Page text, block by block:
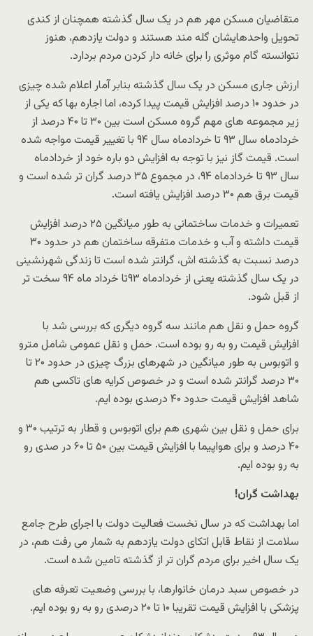
متقاضیان مسکن مهر هم در یک سال گذشته همچنان از کندی
تحویل واحدهایشان گله مند هستند و دولت یازدهم، هنوز
نتوانسته گام موثری را برای خانه دار کردن مردم بردارد.
ارزش جاری مسکن در یک سال گذشته بنابر آمار اعلام شده چیزی
در حدود ۱۰ درصد افزایش قیمت پیدا کرده، اما اجاره بها که یکی از
زیر مجموعه های مهم گروه مسکن است بین ۳۰ تا ۴۰ درصد از
خردادماه سال ۹۳ تا خردادماه سال ۹۴ با تغییر قیمت مواجه شده
است. قیمت گاز نیز با توجه به افزایش دو باره خود از خردادماه
سال ۹۳ تا خردادماه ۹۴، در مجموع ۳۵ درصد گران تر شده است و
قیمت برق هم ۳۰ درصد افزایش یافته است.
تعمیرات و خدمات ساختمانی به طور میانگین ۲۵ درصد افزایش
قیمت داشته و آب و خدمات متفرقه ساختمان هم در حدود ۳۰
درصد نسبت به گذشته اش، گرانتر شده است تا زندگی شهرنشینی
در یک سال گذشته یعنی از خردادماه ۹۳تا خرداد ماه ۹۴ سخت تر
از قبل شود.
گروه حمل و نقل هم مانند سه گروه دیگری که بررسی شد با
افزایش قیمت رو به رو بوده است. حمل و نقل عمومی شامل مترو
و اتوبوس به طور میانگین در شهرهای بزرگ چیزی در حدود ۲۰ تا
۳۰ درصد گرانتر شده است و در خصوص کرایه های تاکسی هم
شاهد افزایش قیمت حدود ۴۰ درصدی بوده ایم.
برای حمل و نقل بین شهری هم برای اتوبوس و قطار به ترتیب ۳۰ و
۴۰ درصد و برای هواپیما با افزایش قیمت بین ۵۰ تا ۶۰ در صدی رو
به رو بوده ایم.
بهداشت گران!
اما بهداشت که در سال نخست فعالیت دولت با اجرای طرح جامع
سلامت از نقاط قابل اتکای دولت یازدهم به شمار می رفت هم، در
یک سال اخیر برای مردم گران تر از گذشته تامین شده است.
در خصوص سبد درمان خانوارها، با بررسی وضعیت تعرفه های
پزشکی با افزایش قیمت تقریبا ۱۰ تا ۲۰ درصدی رو به رو بوده ایم.